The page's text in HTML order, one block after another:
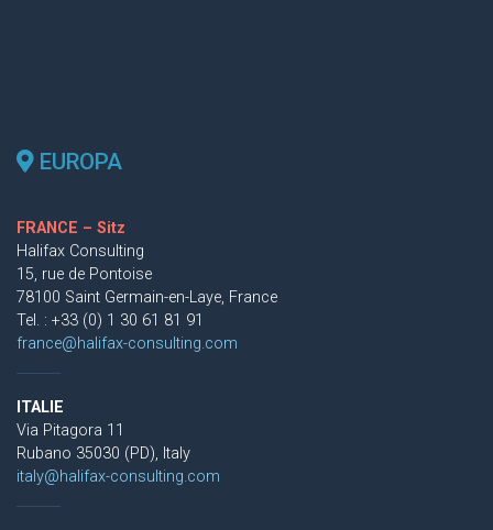
EUROPA
FRANCE – Sitz
Halifax Consulting
15, rue de Pontoise
78100 Saint Germain-en-Laye, France
Tel. : +33 (0) 1 30 61 81 91
france@halifax-consulting.com
ITALIE
Via Pitagora 11
Rubano 35030 (PD), Italy
italy@halifax-consulting.com